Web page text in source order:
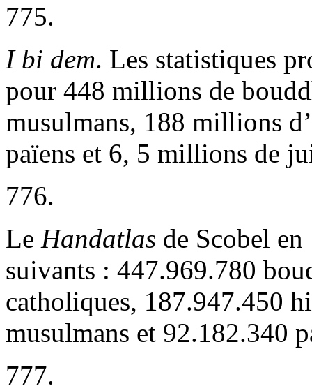
775.
I bi dem. Les statistiques
pour 448 millions de
musulmans, 188 millions
païens et 6, 5 millions de
776.
Le Handatlas de Scobel
suivants : 447.969.780
catholiques, 187.947.450
musulmans et 92.182.340
777.